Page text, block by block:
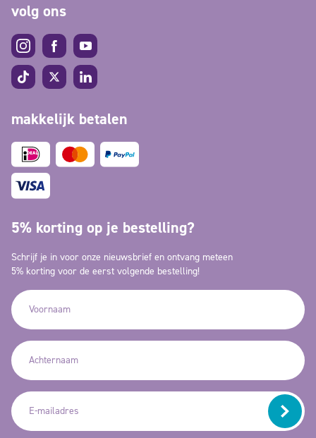
volg ons
makkelijk betalen
5% korting op je bestelling?
Schrijf je in voor onze nieuwsbrief en ontvang meteen
5% korting voor de eerst volgende bestelling!